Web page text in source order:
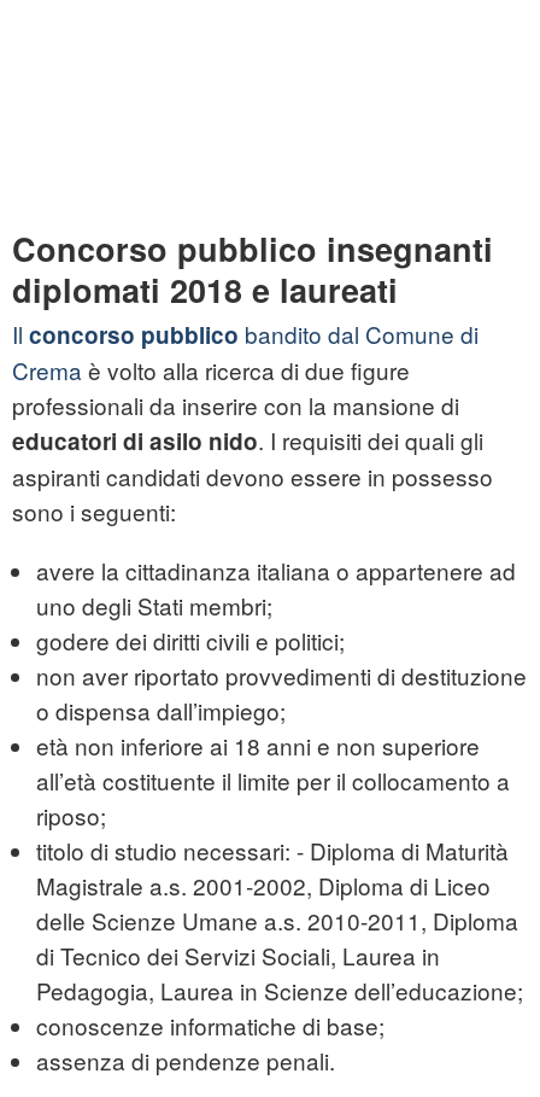
Concorso pubblico insegnanti
diplomati 2018 e laureati
Il concorso pubblico bandito dal Comune di
Crema è volto alla ricerca di due figure
professionali da inserire con la mansione di
educatori di asilo nido. I requisiti dei quali gli
aspiranti candidati devono essere in possesso
sono i seguenti:
avere la cittadinanza italiana o appartenere ad
uno degli Stati membri;
godere dei diritti civili e politici;
non aver riportato provvedimenti di destituzione
o dispensa dall’impiego;
età non inferiore ai 18 anni e non superiore
all’età costituente il limite per il collocamento a
riposo;
titolo di studio necessari: - Diploma di Maturità
Magistrale a.s. 2001-2002, Diploma di Liceo
delle Scienze Umane a.s. 2010-2011, Diploma
di Tecnico dei Servizi Sociali, Laurea in
Pedagogia, Laurea in Scienze dell’educazione;
conoscenze informatiche di base;
assenza di pendenze penali.